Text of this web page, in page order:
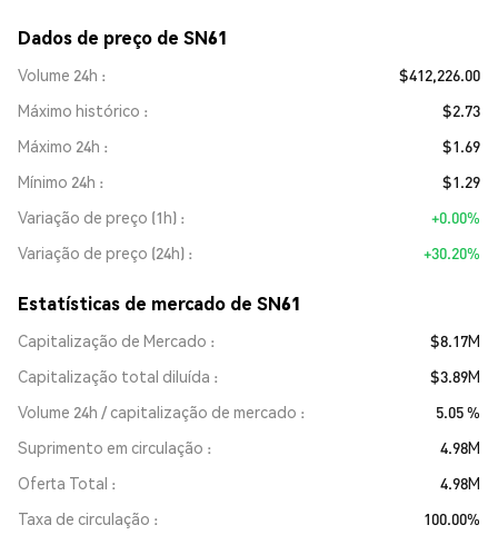
Dados de preço de SN61
Volume 24h
$412,226.00
Máximo histórico
$2.73
Máximo 24h
$1.69
Mínimo 24h
$1.29
Variação de preço (1h)
+0.00%
Variação de preço (24h)
+30.20%
Estatísticas de mercado de SN61
Capitalização de Mercado
$8.17M
Capitalização total diluída
$3.89M
Volume 24h / capitalização de mercado
5.05 %
Suprimento em circulação
4.98M
Oferta Total
4.98M
Taxa de circulação
100.00%